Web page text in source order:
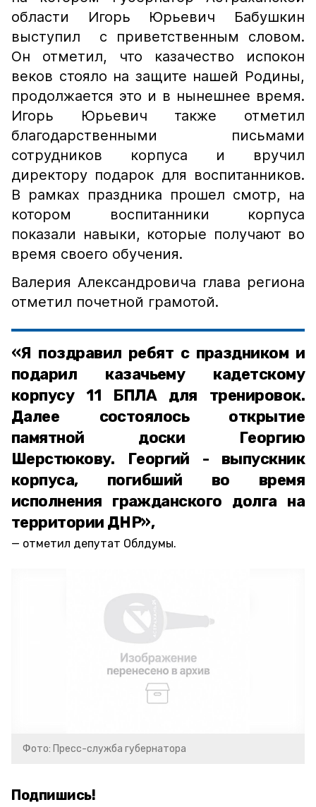
области Игорь Юрьевич Бабушкин
выступил с приветственным словом.
Он отметил, что казачество испокон
веков стояло на защите нашей Родины,
продолжается это и в нынешнее время.
Игорь Юрьевич также отметил
благодарственными письмами
сотрудников корпуса и вручил
директору подарок для воспитанников.
В рамках праздника прошел смотр, на
котором воспитанники корпуса
показали навыки, которые получают во
время своего обучения.
Валерия Александровича глава региона
отметил почетной грамотой.
«Я поздравил ребят с праздником и
подарил казачьему кадетскому
корпусу 11 БПЛА для тренировок.
Далее состоялось открытие
памятной доски Георгию
Шерстюкову. Георгий - выпускник
корпуса, погибший во время
исполнения гражданского долга на
территории ДНР»,
отметил депутат Облдумы.
Фото: Пресс-служба губернатора
Подпишись!